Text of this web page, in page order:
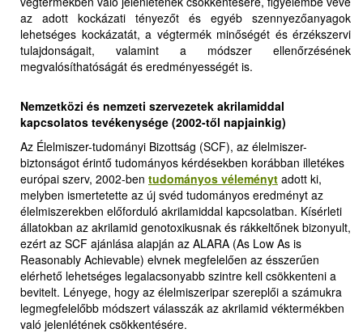
az adott kockázati tényezőt és egyéb szennyezőanyagok
lehetséges kockázatát, a végtermék minőségét és érzékszervi
tulajdonságait, valamint a módszer ellenőrzésének
megvalósíthatóságát és eredményességét is.
Nemzetközi és nemzeti szervezetek akrilamiddal
kapcsolatos tevékenysége (2002-től napjainkig)
Az Élelmiszer-tudományi Bizottság (SCF), az élelmiszer-
biztonságot érintő tudományos kérdésekben korábban illetékes
európai szerv, 2002-ben tudományos véleményt adott ki,
melyben ismertetette az új svéd tudományos eredményt az
élelmiszerekben előforduló akrilamiddal kapcsolatban. Kísérleti
állatokban az akrilamid genotoxikusnak és rákkeltőnek bizonyult,
ezért az SCF ajánlása alapján az ALARA (As Low As is
Reasonably Achievable) elvnek megfelelően az ésszerűen
elérhető lehetséges legalacsonyabb szintre kell csökkenteni a
bevitelt. Lényege, hogy az élelmiszeripar szereplői a számukra
legmegfelelőbb módszert válasszák az akrilamid véktermékben
való jelenlétének csökkentésére.